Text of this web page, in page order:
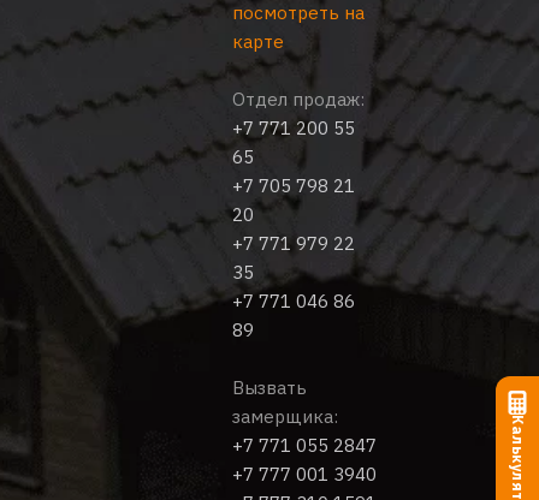
посмотреть на
карте
Отдел продаж:
+7 771 200 55
65
+7 705 798 21
20
+7 771 979 22
35
+7 771 046 86
89
Вызвать
замерщика:
+7 771 055 2847
+7 777 001 3940
Калькулятор